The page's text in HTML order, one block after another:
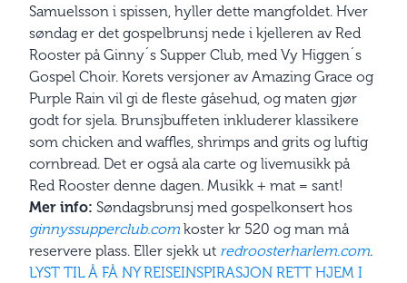
Samuelsson i spissen, hyller dette mangfoldet. Hver
søndag er det gospelbrunsj nede i kjelleren av Red
Rooster på Ginny´s Supper Club, med Vy Higgen´s
Gospel Choir. Korets versjoner av Amazing Grace og
Purple Rain vil gi de fleste gåsehud, og maten gjør
godt for sjela. Brunsjbuffeten inkluderer klassikere
som chicken and waffles, shrimps and grits og luftig
cornbread. Det er også ala carte og livemusikk på
Red Rooster denne dagen. Musikk + mat = sant!
Mer info: Søndagsbrunsj med gospelkonsert hos
ginnys­supperclub.com koster kr 520 og man må
reservere plass. Eller sjekk ut redroosterharlem.com.
LYST TIL Å FÅ NY REISEINSPIRASJON RETT HJEM I